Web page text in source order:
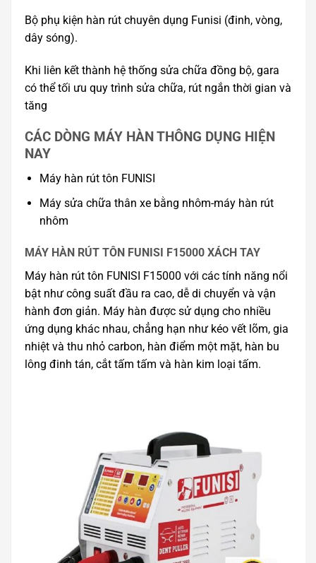
Bộ phụ kiện hàn rút chuyên dụng Funisi (đinh, vòng,
dây sóng).
Khi liên kết thành hệ thống sửa chữa đồng bộ, gara
có thể tối ưu quy trình sửa chữa, rút ngắn thời gian và
tăng
CÁC DÒNG MÁY HÀN THÔNG DỤNG HIỆN
NAY
Máy hàn rút tôn FUNISI
Máy sửa chữa thân xe bằng nhôm-máy hàn rút
nhôm
MÁY HÀN RÚT TÔN FUNISI F15000 XÁCH TAY
Máy hàn rút tôn FUNISI F15000 với các tính năng nổi
bật như công suất đầu ra cao, dễ di chuyển và vận
hành đơn giản. Máy hàn được sử dụng cho nhiều
ứng dụng khác nhau, chẳng hạn như kéo vết lõm, gia
nhiệt và thu nhỏ carbon, hàn điểm một mặt, hàn bu
lông đinh tán, cắt tấm tấm và hàn kim loại tấm.